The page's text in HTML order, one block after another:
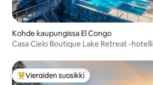
Kohde kaupungissa El Congo
Casa Cielo Boutique Lake Retreat -hotelli
Vieraiden suosikkien parhaimmistoa
Vieraiden suosikki